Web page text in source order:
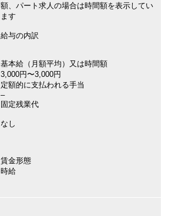
額、パート求人の場合は時間額を表示してい
ます
給与の内訳
基本給（月額平均）又は時間額
3,000円〜3,000円
定額的に支払われる手当
–
固定残業代
なし
賃金形態
時給